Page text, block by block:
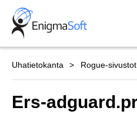
Skip
content
Uhatietokanta Rogue-sivustot
Ers-